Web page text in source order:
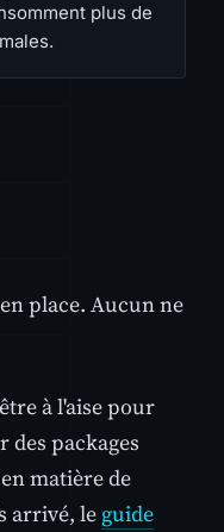
plus de
place. Aucun ne
à l'aise pour
packages
matière de
arrivé, le guide